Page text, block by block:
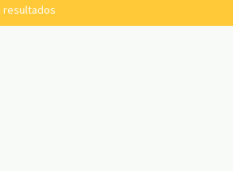
resultados